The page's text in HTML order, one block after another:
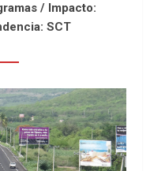
/ Impacto:
SCT